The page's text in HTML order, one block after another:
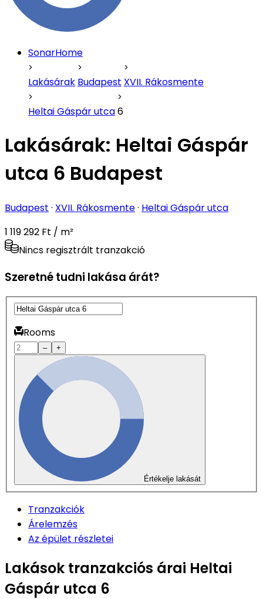
SonarHome
Lakásárak Budapest XVII. Rákosmente
Heltai Gáspár utca6
Lakásárak: Heltai Gáspár
utca 6 Budapest
Budapest · XVII. Rákosmente· Heltai Gáspár utca
1 119 292 Ft / m²
Nincs regisztrált tranzakció
Szeretné tudni lakása árát?
Rooms
– +
Értékelje lakását
Tranzakciók
Árelemzés
Az épület részletei
Lakások tranzakciós árai Heltai
Gáspár utca 6